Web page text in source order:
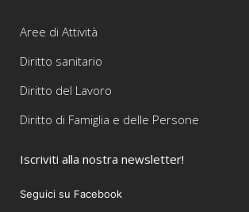
Aree di Attività
Diritto sanitario
Diritto del Lavoro
Diritto di Famiglia e delle Persone
Iscriviti alla nostra newsletter!
Seguici su Facebook